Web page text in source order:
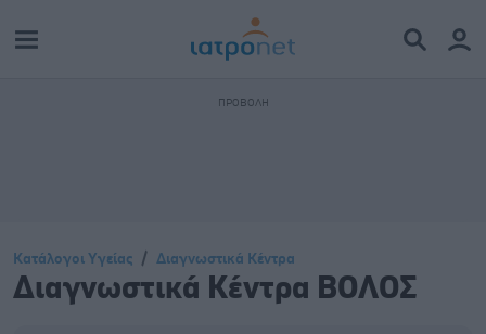
Κατάλογοι Υγείας Διαγνωστικά Κέντρα
Διαγνωστικά Κέντρα ΒΟΛΟΣ